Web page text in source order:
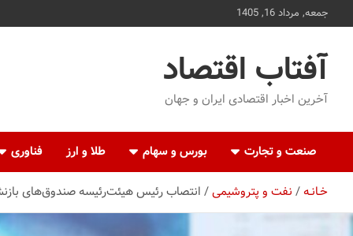
محتوا
جمعه, مرداد 16, 1405
آفتاب اقتصاد
آخرین اخبار اقتصادی ایران و جهان
صنعت و تجارت بورس و سهام طلا و ارز فناوری
خـانـه نفت و پتروشیمی انتصاب رئیس هیئت‌رئیسه صندوق‌های